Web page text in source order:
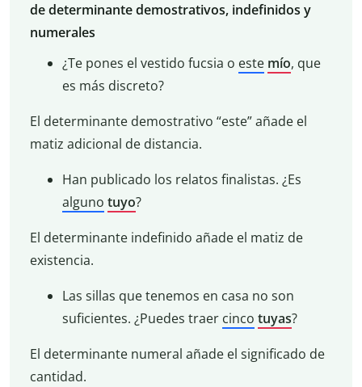
de determinante demostrativos, indefinidos y
numerales
¿Te pones el vestido fucsia o este mío, que
es más discreto?
El determinante demostrativo “este” añade el
matiz adicional de distancia.
Han publicado los relatos finalistas. ¿Es
alguno tuyo?
El determinante indefinido añade el matiz de
existencia.
Las sillas que tenemos en casa no son
suficientes. ¿Puedes traer cinco tuyas?
El determinante numeral añade el significado de
cantidad.